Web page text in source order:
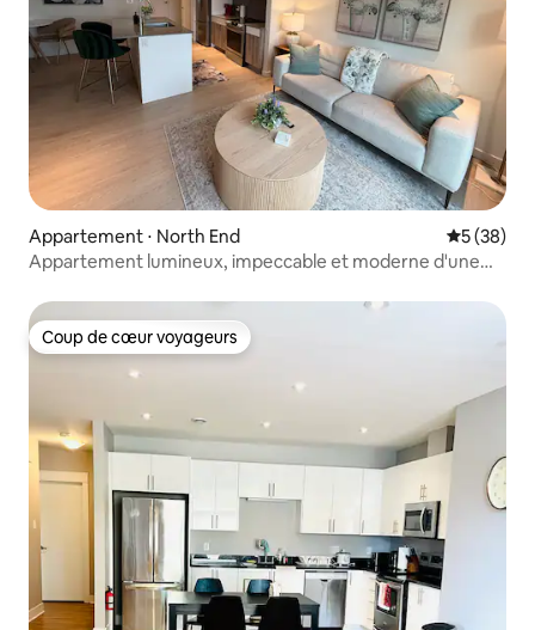
Appartement ⋅ North End
5 (38)
Appartement lumineux, impeccable et moderne d'une
Coup de cœur voyageurs
Coup de cœur voyageurs